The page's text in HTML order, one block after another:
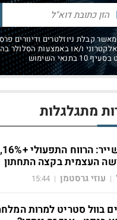
קבלת ניוזלטרים ודיוורים
ו/או באמצעות הסלולר
בתנאי השימוש
מתגלגלות
ברקשייר: הרווח התפעולי +16%,
העצמית בקצה התחתון
| עוזי גרסטמן |
15:44
בוול סטריט למרות